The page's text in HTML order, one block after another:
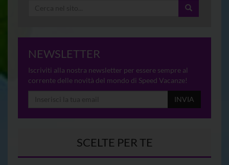
NEWSLETTER
Iscriviti alla nostra newsletter per essere sempre al
corrente delle novità del mondo di Speed Vacanze!
INVIA
SCELTE PER TE